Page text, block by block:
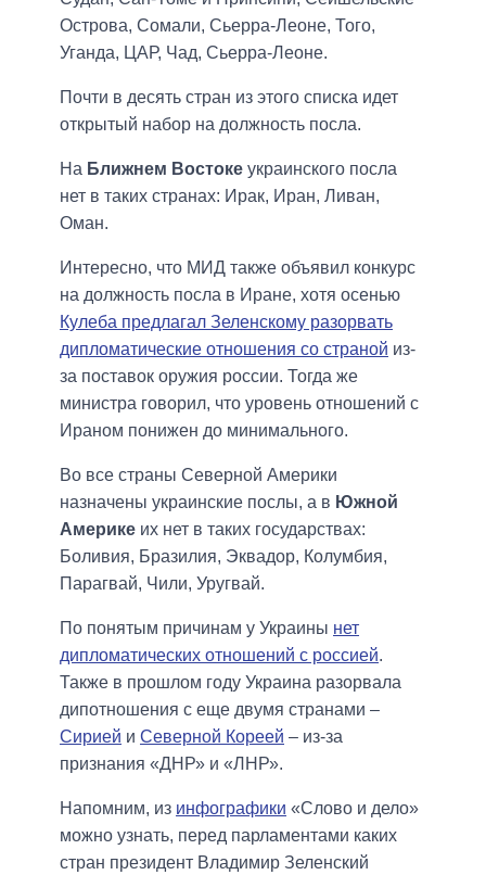
Острова, Сомали, Сьерра-Леоне, Того,
Уганда, ЦАР, Чад, Сьерра-Леоне.
Почти в десять стран из этого списка идет
открытый набор на должность посла.
На Ближнем Востоке украинского посла
нет в таких странах: Ирак, Иран, Ливан,
Оман.
Интересно, что МИД также объявил конкурс
на должность посла в Иране, хотя осенью
Кулеба предлагал Зеленскому разорвать
дипломатические отношения со страной из-
за поставок оружия россии. Тогда же
министра говорил, что уровень отношений с
Ираном понижен до минимального.
Во все страны Северной Америки
назначены украинские послы, а в Южной
Америке их нет в таких государствах:
Боливия, Бразилия, Эквадор, Колумбия,
Парагвай, Чили, Уругвай.
По понятым причинам у Украины нет
дипломатических отношений с россией.
Также в прошлом году Украина разорвала
дипотношения с еще двумя странами –
Сирией и Северной Кореей – из-за
признания «ДНР» и «ЛНР».
Напомним, из инфографики «Слово и дело»
можно узнать, перед парламентами каких
стран президент Владимир Зеленский